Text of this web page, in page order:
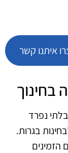
איתנו קשר
בחינוך
נפרד
בגרות.
הזמינים